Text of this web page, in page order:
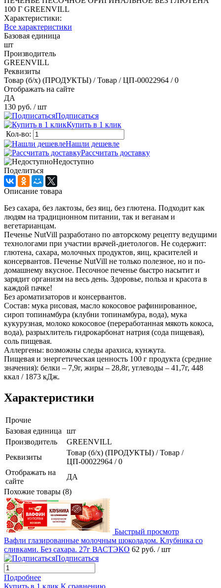
100 Г GREENVILL
Характеристики:
Все характеристики
Базовая единица
шт
Производитель
GREENVILL
Реквизиты
Товар (б/х) (ПРОДУКТЫ) / Товар / ЦП-00022964 / 0
Отображать на сайте
ДА
130 руб. / шт
Подписаться
Купить в 1 клик
Кол-во:
Нашли дешевле
Рассчитать доставку
Недоступно
Поделиться
Описание товара
Без сахара, без лактозы, без яиц, без глютена. Подходит как
людям на традиционном питании, так и веганам и
вегетарианцам.
Печенье NutVill разработано по авторскому рецепту ведущими
технологами при участии врачей-диетологов. Не содержит:
глютена, сахара, молочных продуктов, яиц, красителей и
консервантов. Печенье NutVill не только полезное, но и по-
домашнему вкусное. Песочное печенье быстро насытит и
зарядит организм на весь день. Здоровье, польза и красота в
каждой пачке!
Без ароматизаторов и консервантов.
Состав: мука рисовая, масло кокосовое рафинированное,
сироп топинамбура (клубни топинамбура, вода), мука
кукурузная, молоко кокосовое (переработанная мякоть кокоса,
вода), разрыхлитель гидрокарбонат натрия (сода пищевая),
соль пищевая.
Аллергены: возможны следы арахиса, кунжута.
Пищевая и энергетическая ценность 100 г продукта (средние
значения): белки – 7,9г, жиры – 28,8г, углеводы – 41,7г, 448
ккал / 1873 кДж.
Характеристики
Прочие
Базовая единица
шт
Производитель
GREENVILL
Реквизиты
Товар (б/х) (ПРОДУКТЫ) / Товар /
ЦП-00022964 / 0
Отображать на
сайте
ДА
Похожие товары (8)
Быстрый просмотр
Вафли глазированные молочным шоколадом. Клубника со
сливками. Без сахара. 27г ВАСТЭКО 62 руб. / шт
Подписаться
Подробнее